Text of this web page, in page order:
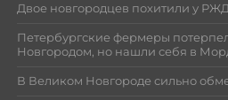
Двое новгородцев похитили у
Петербургские фермеры
Новгородом, но нашли себя в
В Великом Новгороде сильно